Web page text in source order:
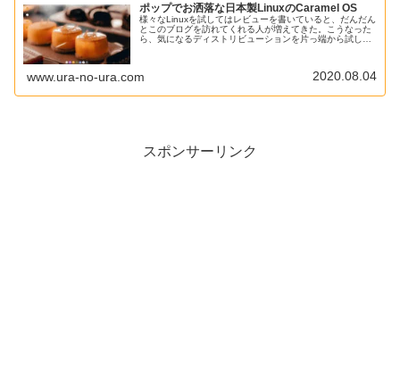
ポップでお洒落な日本製LinuxのCaramel OS
様々なLinuxを試してはレビューを書いていると、だんだん
とこのブログを訪れてくれる人が増えてきた。こうなった
ら、気になるディストリビューションを片っ端から試して
www.ura-no-ura.com 2020.08.04
スポンサーリンク